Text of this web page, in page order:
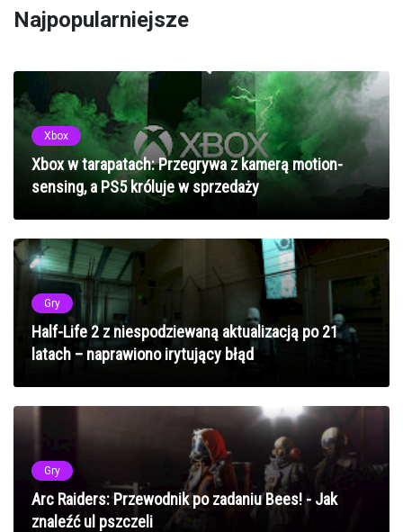
Najpopularniejsze
Xbox
Xbox w tarapatach: Przegrywa z kamerą motion-
sensing, a PS5 króluje w sprzedaży
Gry
Half-Life 2 z niespodziewaną aktualizacją po 21
latach – naprawiono irytujący błąd
Gry
Arc Raiders: Przewodnik po zadaniu Bees! - Jak
znaleźć ul pszczeli